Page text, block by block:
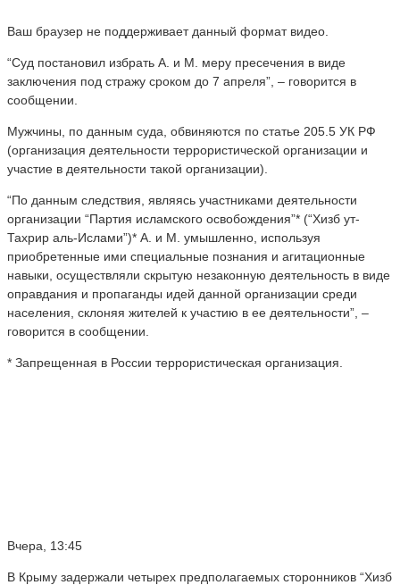
Ваш браузер не поддерживает данный формат видео.
“Суд постановил избрать А. и М. меру пресечения в виде
заключения под стражу сроком до 7 апреля”, – говорится в
сообщении.
Мужчины, по данным суда, обвиняются по статье 205.5 УК РФ
(организация деятельности террористической организации и
участие в деятельности такой организации).
“По данным следствия, являясь участниками деятельности
организации “Партия исламского освобождения”* (“Хизб ут-
Тахрир аль-Ислами”)* А. и М. умышленно, используя
приобретенные ими специальные познания и агитационные
навыки, осуществляли скрытую незаконную деятельность в виде
оправдания и пропаганды идей данной организации среди
населения, склоняя жителей к участию в ее деятельности”, –
говорится в сообщении.
* Запрещенная в России террористическая организация.
Вчера, 13:45
В Крыму задержали четырех предполагаемых сторонников “Хизб